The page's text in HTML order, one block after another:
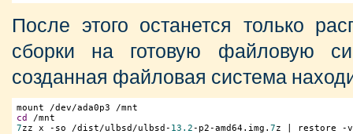
После этого останется только
сборки на готовую файловую
созданная файловая система
cd
7zz x -so /dist/ulbsd/ulbsd- 13.2-p2-amd64.img. 7z | restore -